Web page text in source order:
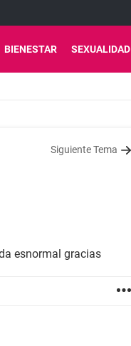
BIENESTAR SEXUALIDAD
Siguiente Tema
esnormal gracias